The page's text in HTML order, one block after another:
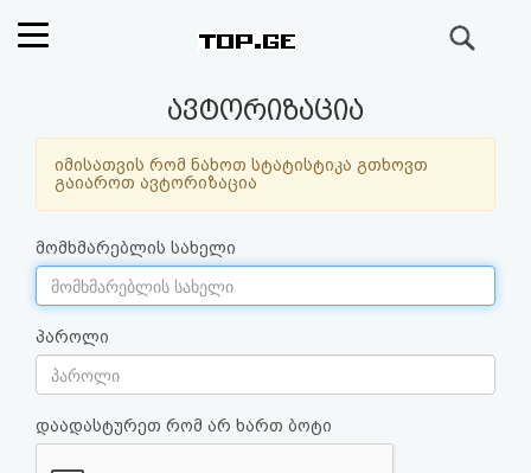
ფოსტა
კითხვა-
პასუხი
ავტორიზაცია
რეგისტრაცია
ავტორიზაცია
იმისათვის რომ ნახოთ სტატისტიკა გთხოვთ
გაიაროთ ავტორიზაცია
მომხმარებლის სახელი
პაროლი
დაადასტურეთ რომ არ ხართ ბოტი